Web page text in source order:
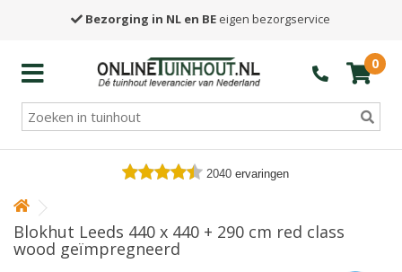
Bezorging in NL en BE eigen bezorgservice
0
2040 ervaringen
Blokhut Leeds 440 x 440 + 290 cm red class
wood geïmpregneerd